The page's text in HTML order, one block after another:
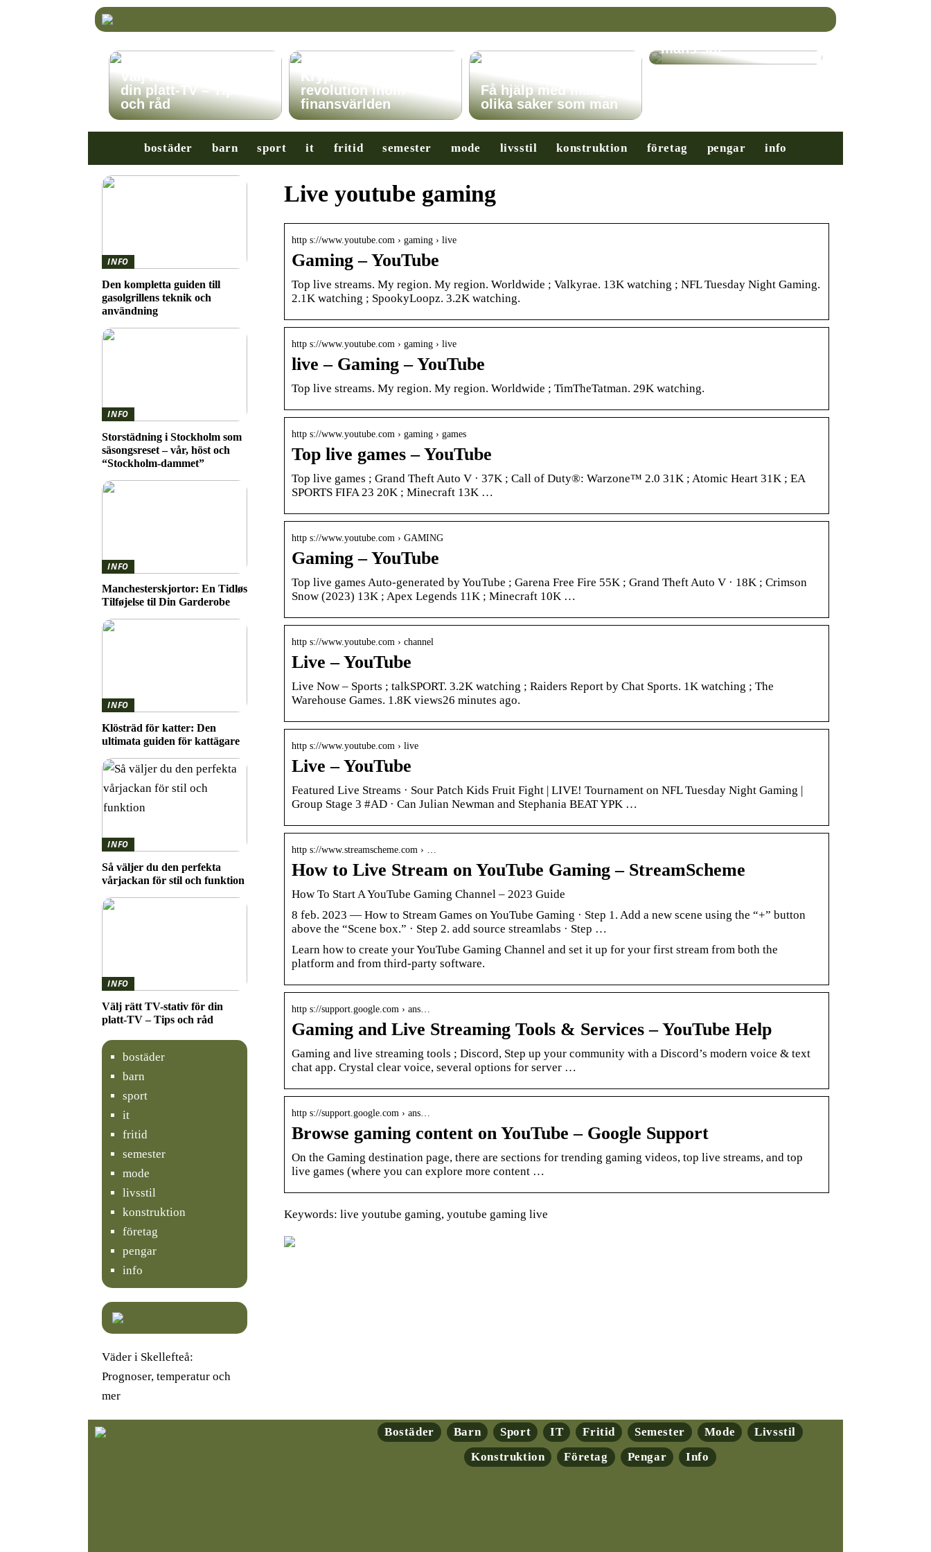
Välj rätt TV-stativ för
din platt-TV – Tips
och råd
Kryptovalutor: En
revolution inom
finansvärlden
Få hjälp med många
olika saker som man
Nybörjarguiden till
mäns stil
bostäder barn sport it fritid semester mode livsstil konstruktion företag pengar info
Live youtube gaming
http s://www.youtube.com › gaming › live
Gaming – YouTube
Top live streams. My region. My region. Worldwide ; Valkyrae. 13K watching ; NFL Tuesday Night Gaming.
2.1K watching ; SpookyLoopz. 3.2K watching.
http s://www.youtube.com › gaming › live
live – Gaming – YouTube
Top live streams. My region. My region. Worldwide ; TimTheTatman. 29K watching.
http s://www.youtube.com › gaming › games
Top live games – YouTube
Top live games ; Grand Theft Auto V · 37K ; Call of Duty®: Warzone™ 2.0 31K ; Atomic Heart 31K ; EA
SPORTS FIFA 23 20K ; Minecraft 13K …
http s://www.youtube.com › GAMING
Gaming – YouTube
Top live games Auto-generated by YouTube ; Garena Free Fire 55K ; Grand Theft Auto V · 18K ; Crimson
Snow (2023) 13K ; Apex Legends 11K ; Minecraft 10K …
http s://www.youtube.com › channel
Live – YouTube
Live Now – Sports ; talkSPORT. 3.2K watching ; Raiders Report by Chat Sports. 1K watching ; The
Warehouse Games. 1.8K views26 minutes ago.
http s://www.youtube.com › live
Live – YouTube
Featured Live Streams · Sour Patch Kids Fruit Fight | LIVE! Tournament on NFL Tuesday Night Gaming |
Group Stage 3 #AD · Can Julian Newman and Stephania BEAT YPK …
http s://www.streamscheme.com › …
How to Live Stream on YouTube Gaming – StreamScheme
How To Start A YouTube Gaming Channel – 2023 Guide
8 feb. 2023 — How to Stream Games on YouTube Gaming · Step 1. Add a new scene using the “+” button
above the “Scene box.” · Step 2. add source streamlabs · Step …
Learn how to create your YouTube Gaming Channel and set it up for your first stream from both the
platform and from third-party software.
http s://support.google.com › ans…
Gaming and Live Streaming Tools & Services – YouTube Help
Gaming and live streaming tools ; Discord, Step up your community with a Discord’s modern voice & text
chat app. Crystal clear voice, several options for server …
http s://support.google.com › ans…
Browse gaming content on YouTube – Google Support
On the Gaming destination page, there are sections for trending gaming videos, top live streams, and top
live games (where you can explore more content …
Keywords: live youtube gaming, youtube gaming live
INFO
Den kompletta guiden till
gasolgrillens teknik och
användning
INFO
Storstädning i Stockholm som
säsongsreset – vår, höst och
“Stockholm-dammet”
INFO
Manchesterskjortor: En Tidløs
Tilføjelse til Din Garderobe
INFO
Klösträd för katter: Den
ultimata guiden för kattägare
INFO
Så väljer du den perfekta
vårjackan för stil och funktion
INFO
Välj rätt TV-stativ för din
platt-TV – Tips och råd
bostäder
barn
sport
it
fritid
semester
mode
livsstil
konstruktion
företag
pengar
info
Väder i Skellefteå:
Prognoser, temperatur och
mer
Bostäder Barn Sport IT Fritid Semester Mode
Livsstil
Konstruktion
Företag Pengar Info